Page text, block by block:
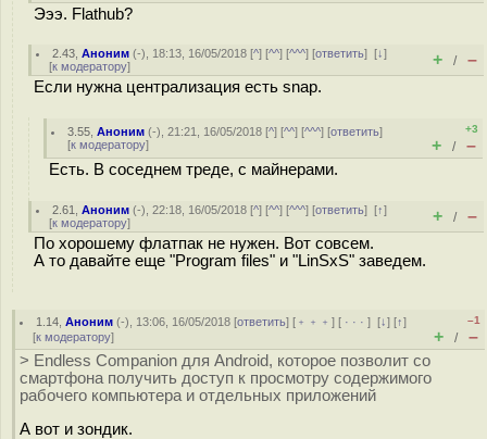
Эээ. Flathub?
2.43 ,Аноним (-), 18:13, 16/05/2018 [^] [^^] [^^^] [ответить][↓]
[к модератору] + / –
Если нужна централизация есть snap.
3.55 ,Аноним (-), 21:21, 16/05/2018 [^] [^^] [^^^] [ответить]
[к модератору]
+3
+ / –
Есть. В соседнем треде, с майнерами.
2.61 ,Аноним (-), 22:18, 16/05/2018 [^] [^^] [^^^] [ответить][↑]
[к модератору] + / –
По хорошему флатпак не нужен. Вот совсем.
А то давайте еще "Program files" и "LinSxS" заведем.
1.14 ,Аноним (-), 13:06, 16/05/2018 [ответить] [ ﹢﹢﹢] [ · · ·][↓] [↑]
[к модератору]
–1
+ / –
> Endless Companion для Android, которое позволит со
смартфона получить доступ к просмотру содержимого
рабочего компьютера и отдельных приложений
А вот и зондик.